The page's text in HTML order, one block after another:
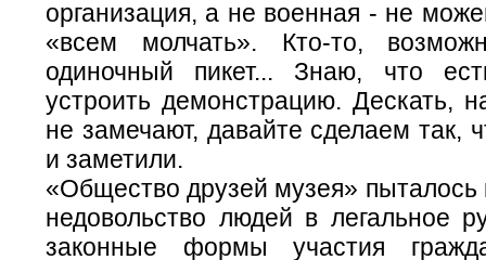
организация, а не военная - не
«всем молчать». Кто-то,
одиночный пикет... Знаю, что
устроить демонстрацию. Дескать,
не замечают, давайте сделаем так,
и заметили.
«Общество друзей музея» пыталось
недовольство людей в легальное
законные формы участия